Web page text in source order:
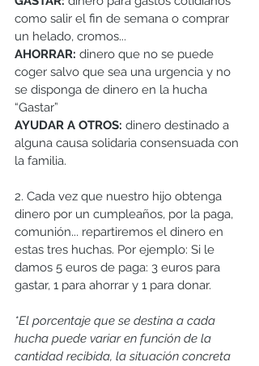
como salir el fin de semana o comprar
un helado, cromos...
AHORRAR: dinero que no se puede
coger salvo que sea una urgencia y no
se disponga de dinero en la hucha
“Gastar”
AYUDAR A OTROS: dinero destinado a
alguna causa solidaria consensuada con
la familia.
2. Cada vez que nuestro hijo obtenga
dinero por un cumpleaños, por la paga,
comunión... repartiremos el dinero en
estas tres huchas. Por ejemplo: Si le
damos 5 euros de paga: 3 euros para
gastar, 1 para ahorrar y 1 para donar.
*El porcentaje que se destina a cada
hucha puede variar en función de la
cantidad recibida, la situación concreta